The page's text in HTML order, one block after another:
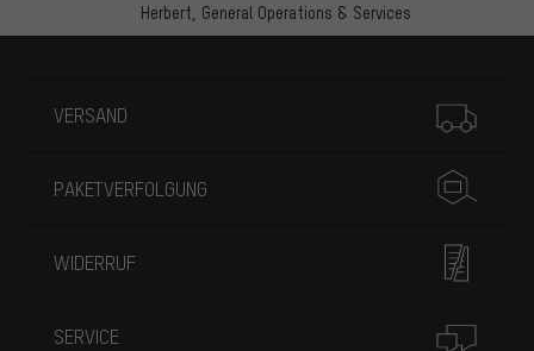
Herbert, General Operations & Services
VERSAND
PAKETVERFOLGUNG
WIDERRUF
SERVICE